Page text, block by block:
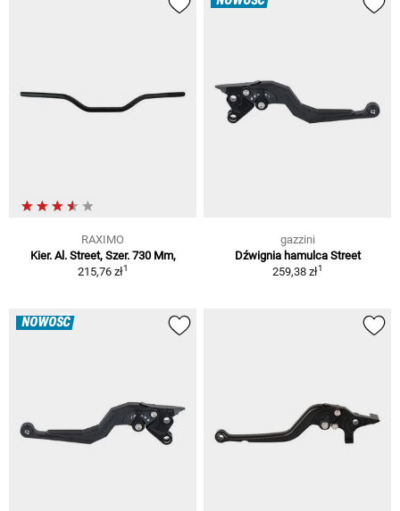
RAXIMO
Kier. Al. Street, Szer. 730 Mm,
215,76 zł1
gazzini
Dźwignia hamulca Street
259,38 zł1
NOWOŚĆ